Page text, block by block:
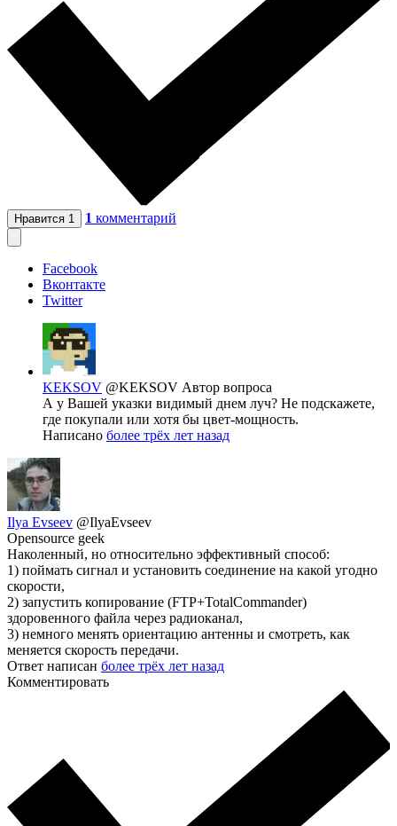
Нравится 1 1 комментарий
Facebook
Вконтакте
Twitter
KEKSOV @KEKSOV Автор вопроса
А у Вашей указки видимый днем луч? Не подскажете,
где покупали или хотя бы цвет-мощность.
Написано более трёх лет назад
Ilya Evseev @IlyaEvseev
Opensource geek
Наколенный, но относительно эффективный способ:
1) поймать сигнал и установить соединение на какой угодно
скорости,
2) запустить копирование (FTP+TotalCommander)
здоровенного файла через радиоканал,
3) немного менять ориентацию антенны и смотреть, как
меняется скорость передачи.
Ответ написан более трёх лет назад
Комментировать